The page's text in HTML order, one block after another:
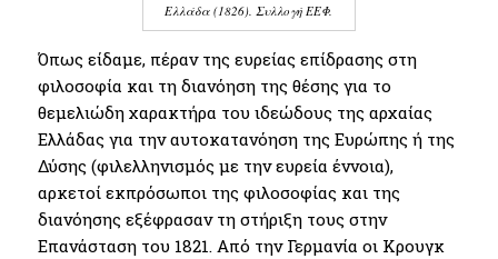
Ελλάδα (1826). Συλλογή ΕΕΦ.
Όπως είδαμε, πέραν της ευρείας επίδρασης στη
φιλοσοφία και τη διανόηση της θέσης για το
θεμελιώδη χαρακτήρα του ιδεώδους της αρχαίας
Ελλάδας για την αυτοκατανόηση της Ευρώπης ή της
Δύσης (φιλελληνισμός με την ευρεία έννοια),
αρκετοί εκπρόσωποι της φιλοσοφίας και της
διανόησης εξέφρασαν τη στήριξη τους στην
Επανάσταση του 1821. Από την Γερμανία οι Κρουγκ